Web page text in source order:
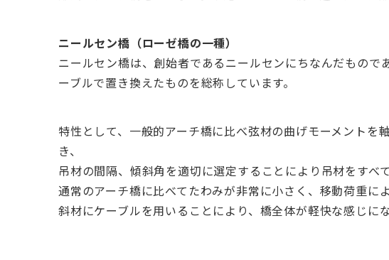
ニールセン橋（ローゼ橋の一種）
ニールセン橋は、創始者であるニールセンにちなんだもので
ーブルで置き換えたものを総称しています。
特性として、一般的アーチ橋に比べ弦材の曲げモーメントを
き、
吊材の間隔、傾斜角を適切に選定することにより吊材をすべ
通常のアーチ橋に比べてたわみが非常に小さく、移動荷重に
斜材にケーブルを用いることにより、橋全体が軽快な感じにな